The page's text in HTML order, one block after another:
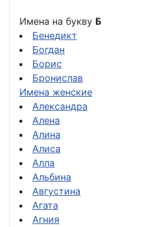
Имена на букву Б
Бенедикт
Богдан
Борис
Бронислав
Имена женские
Александра
Алена
Алина
Алиса
Алла
Альбина
Августина
Агата
Агния